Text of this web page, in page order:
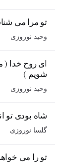
تو مرا می
وحید نوروزی
ای روح خدا (
شویم )
وحید نوروزی
شاه بودی تو
گلسا نوروزی
تو را می